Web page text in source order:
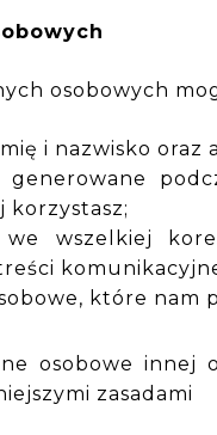
osobowych
i nazwisko
generowane
korzystasz;
wszelkiej
które nam
osobowe innej
zasadami